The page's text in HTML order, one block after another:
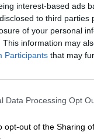
interest-based ads
to third
of your personal
This information may
Participants that may
Data Processing Opt
opt-out of the Sharing
για τη
οποία
Αλλαγής